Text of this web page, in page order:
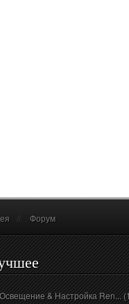
Форум
Освещение & Настройка Ren...